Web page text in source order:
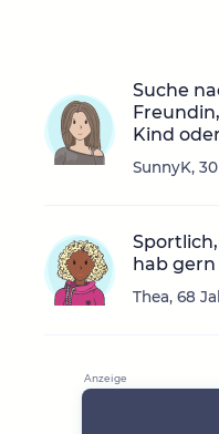
Suche
Kind
SunnyK,
hab gern
Thea, 68